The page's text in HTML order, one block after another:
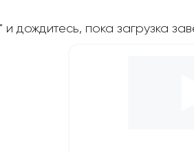
и дождитесь, пока загрузка